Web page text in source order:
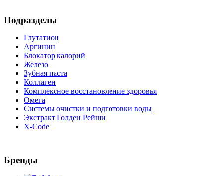
Подразделы
Глутатион
Аргинин
Блокатор калорий
Железо
Зубная паста
Коллаген
Комплексное восстановление здоровья
Омега
Системы очистки и подготовки воды
Экстракт Голден Рейши
X-Code
Бренды